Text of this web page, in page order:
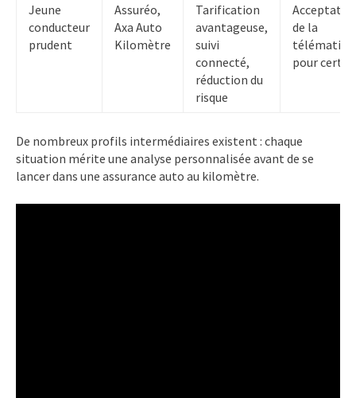
Jeune
conducteur
prudent
Assuréo,
Axa Auto
Kilomètre
Tarification
avantageuse,
suivi
connecté,
réduction du
risque
de la
pour
De nombreux profils intermédiaires existent : chaque
situation mérite une analyse personnalisée avant de se
lancer dans une assurance auto au kilomètre.